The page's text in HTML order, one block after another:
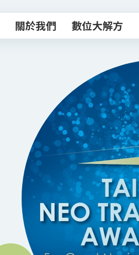
關於我們
數位大解方
數位轉型諮商室
專業顧問團
數位補給站